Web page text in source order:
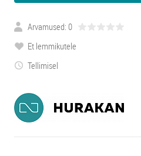
Arvamused: 0
Et lemmikutele
Tellimisel